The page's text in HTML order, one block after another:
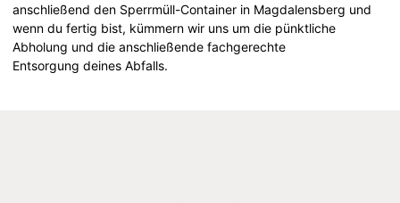
anschließend den Sperrmüll-Container in Magdalensberg und
wenn du fertig bist, kümmern wir uns um die pünktliche
Abholung und die anschließende fachgerechte
Entsorgung deines Abfalls.